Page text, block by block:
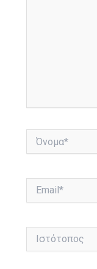
Ιστότοπος